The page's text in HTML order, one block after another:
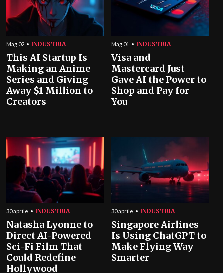
Mag 02 INDUSTRIA
This AI Startup Is
Making an Anime
Series and Giving
Away $1 Million to
Creators
Mag 01 INDUSTRIA
Visa and
Mastercard Just
Gave AI the Power to
Shop and Pay for
You
30 aprile INDUSTRIA
Natasha Lyonne to
Direct AI-Powered
Sci-Fi Film That
Could Redefine
Hollywood
30 aprile INDUSTRIA
Singapore Airlines
Is Using ChatGPT to
Make Flying Way
Smarter